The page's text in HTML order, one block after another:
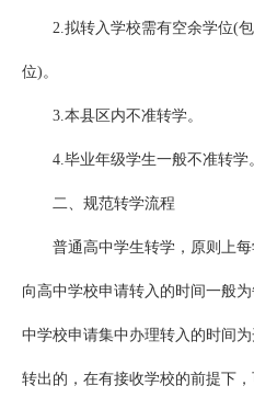
2.拟转入学校需有空余学位(
位)。
3.本县区内不准转学。
4.毕业年级学生一般不准转学
二、规范转学流程
普通高中学生转学，原则上
向高中学校申请转入的时间一般
中学校申请集中办理转入的时间
转出的，在有接收学校的前提下